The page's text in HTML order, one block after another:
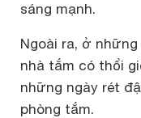
sáng mạnh.
Ngoài ra, ở
nhà tắm có thổi
những ngày rét
phòng tắm.